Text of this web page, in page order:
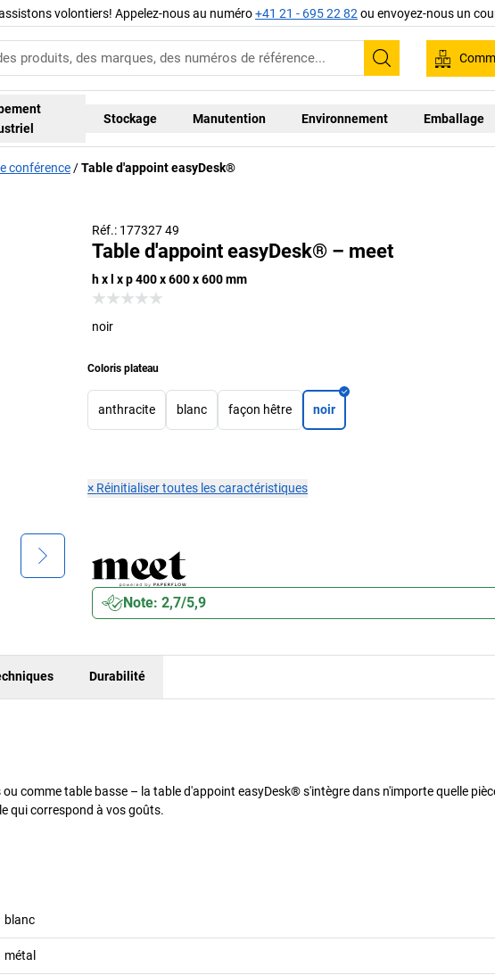
volontiers! Appelez-nous au numéro+41 21 - 695 22 82 ou envoyez-nous un
Recherche
Stockage Manutention Environnement Emballage
conférence Table d'appoint easyDesk®
Réf.: 177327 49
Table d'appoint easyDesk® – meet
h x l x p 400 x 600 x 600 mm
noir
Coloris plateau
anthracite blanc façon hêtre noir
× Réinitialiser toutes les caractéristiques
Note: 2,7/5,9
Durabilité
comme table basse – la table d'appoint easyDesk® s'intègre dans n'importe quelle
qui correspond à vos goûts.
blanc
métal